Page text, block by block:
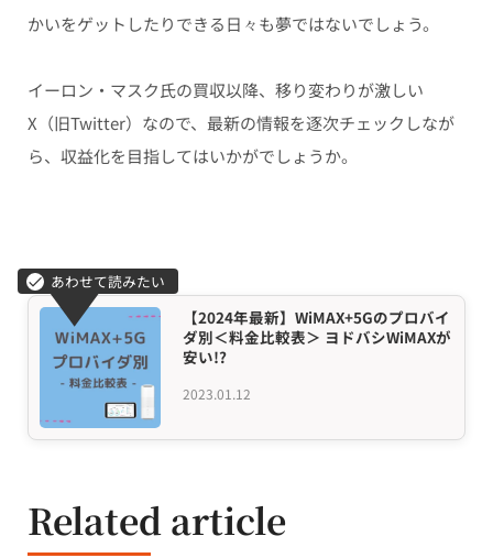
かいをゲットしたりできる日々も夢ではないでしょう。
イーロン・マスク氏の買収以降、移り変わりが激しい
X（旧Twitter）なので、最新の情報を逐次チェックしなが
ら、収益化を目指してはいかがでしょうか。
2023.01.12
【2024年最新】WiMAX+5Gのプロバイ
ダ別＜料金比較表＞ ヨドバシWiMAXが
安い!?
Related article